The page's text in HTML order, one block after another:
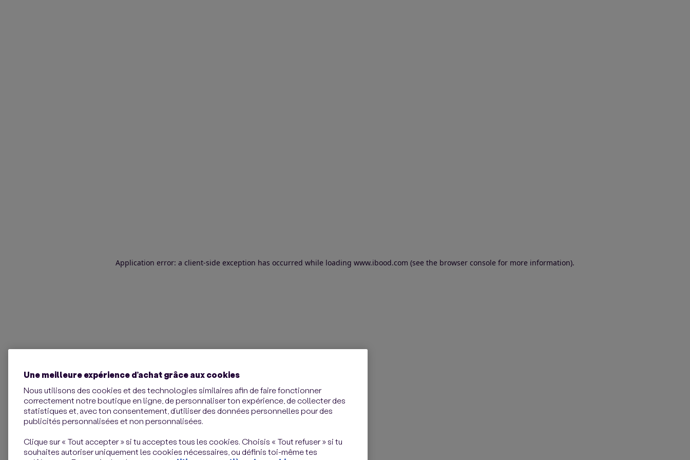
Application error: a client-side exception has occurred while loading www.ibood.com (see the browser console for more information).
Une meilleure expérience d’achat grâce aux cookies
Nous utilisons des cookies et des technologies similaires afin de faire fonctionner
correctement notre boutique en ligne, de personnaliser ton expérience, de collecter des
statistiques et, avec ton consentement, d’utiliser des données personnelles pour des
publicités personnalisées et non personnalisées.
Clique sur « Tout accepter » si tu acceptes tous les cookies. Choisis « Tout refuser » si tu
souhaites autoriser uniquement les cookies nécessaires, ou définis toi-même tes